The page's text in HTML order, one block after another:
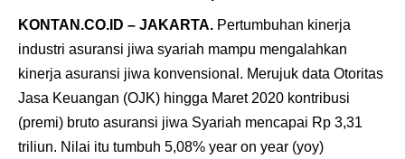
KONTAN.CO.ID – JAKARTA. Pertumbuhan kinerja
industri asuransi jiwa syariah mampu mengalahkan
kinerja asuransi jiwa konvensional. Merujuk data Otoritas
Jasa Keuangan (OJK) hingga Maret 2020 kontribusi
(premi) bruto asuransi jiwa Syariah mencapai Rp 3,31
triliun. Nilai itu tumbuh 5,08% year on year (yoy)